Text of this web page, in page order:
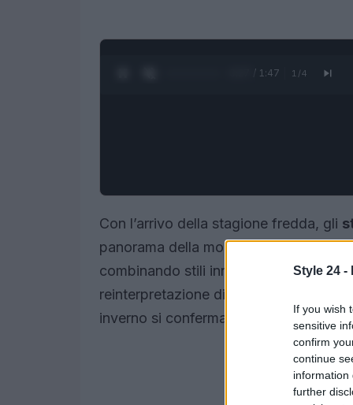
Style 24 -
If you wish
sensitive
confirm
continue
information
further
0:28 / 1:47 1 /4
Con l’arrivo della stagione fredda, gli
panorama della moda. Quest’anno,
combinando stili innovativi e materiali
reinterpretazione di silhouette
inverno si confermano come un